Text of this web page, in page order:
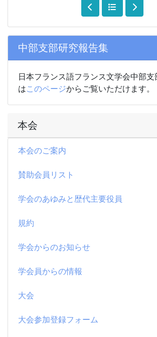
本会
本会のご案内
賛助会員リスト
学会のあゆみと歴代主要役員
規約
学会からのお知らせ
学会員からの情報
大会
大会参加登録フォーム
中部支部研究報告集
日本フランス語フランス文学会中部
はこのページからご覧いただけます。